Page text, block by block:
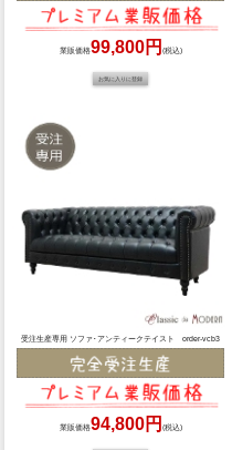
業販価格99,800円 (税込)
受注生産専用 ソファ･アンティークテイスト order-vcb3
業販価格94,800円 (税込)